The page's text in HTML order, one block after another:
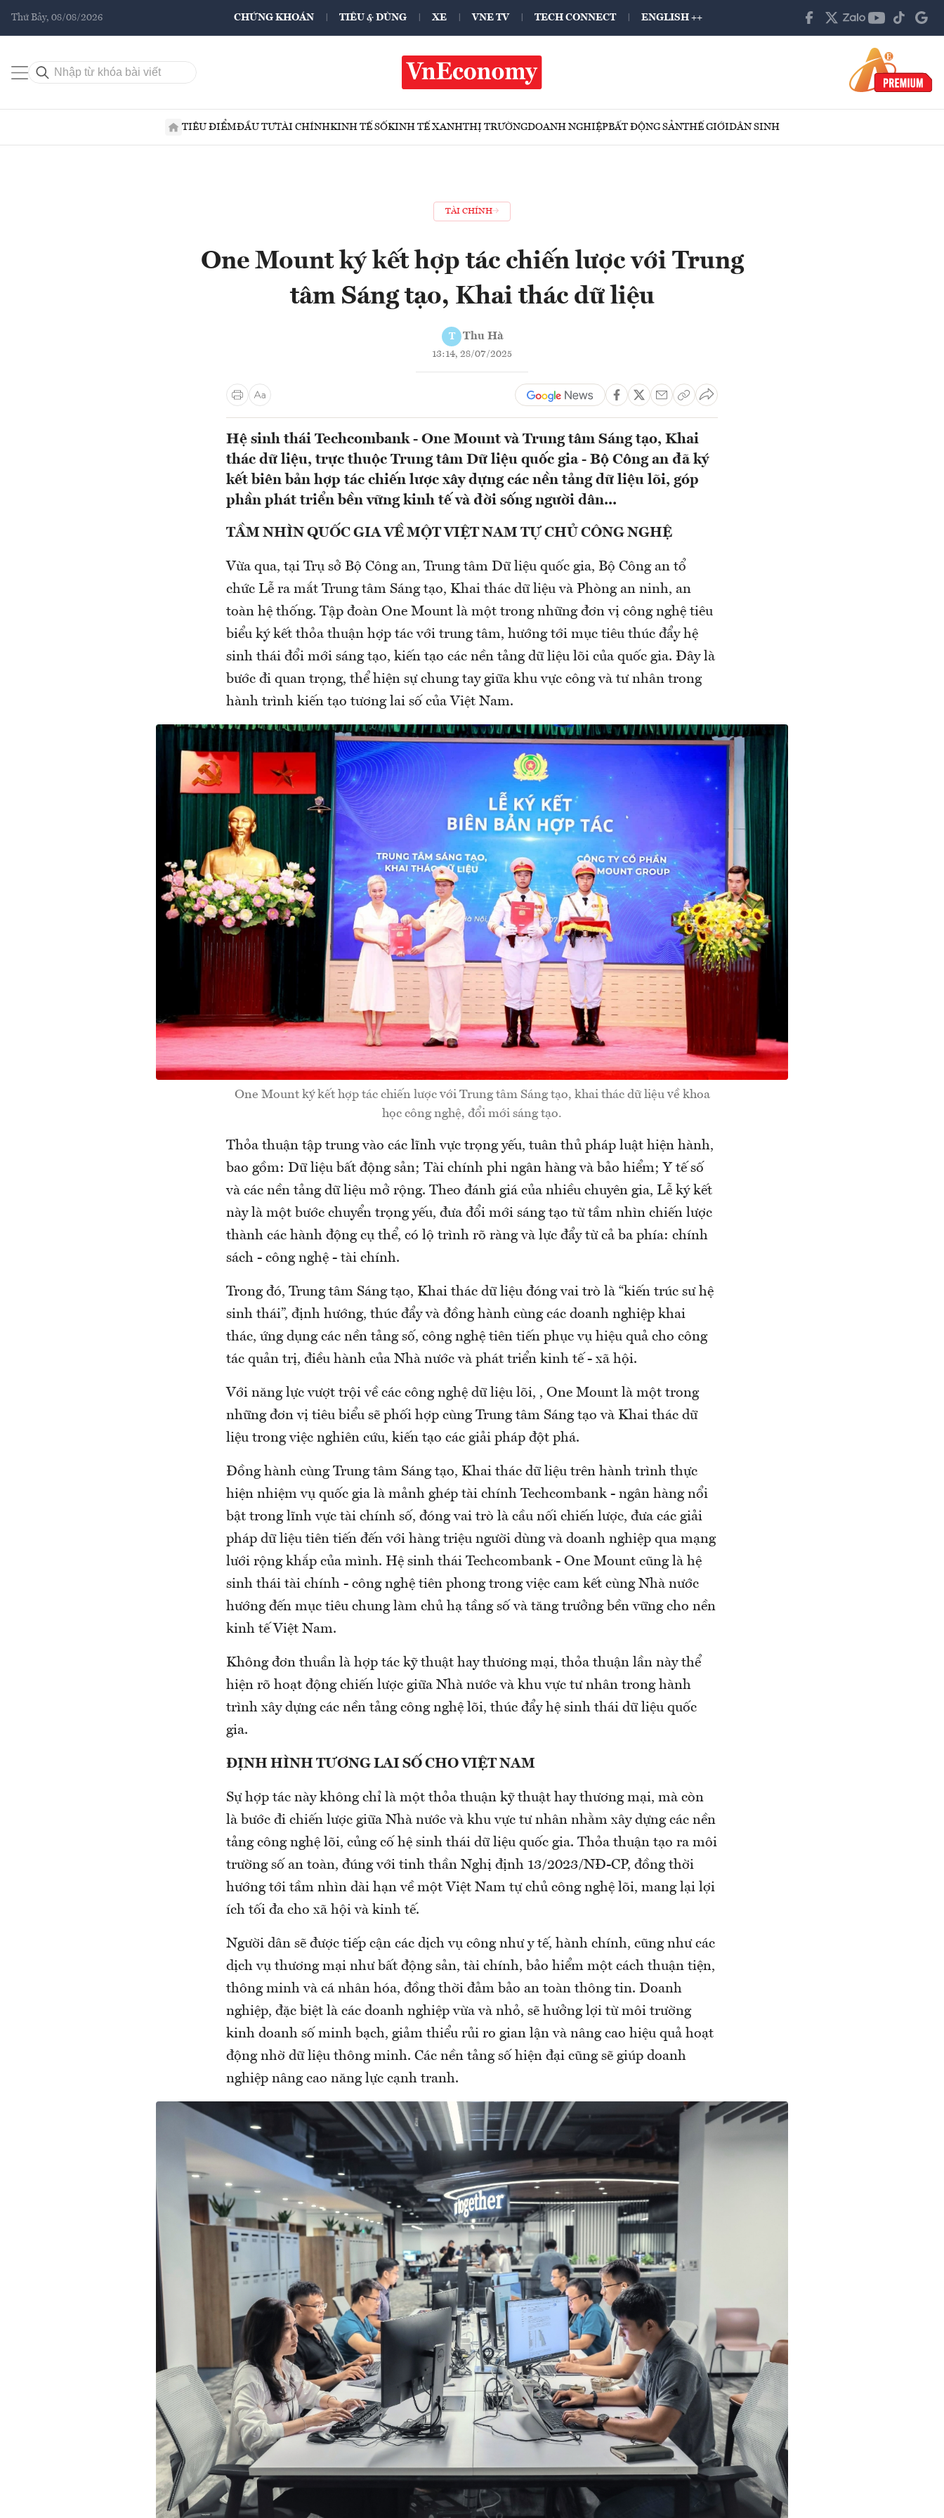
Thứ Bảy, 08/08/2026 CHỨNG KHOÁN TIÊU & DÙNG XE VNE TV TECH CONNECT ENGLISH ++
TIÊU ĐIỂMĐẦU TƯTÀI CHÍNHKINH TẾ SỐKINH TẾ XANHTHỊ TRƯỜNGDOANH NGHIỆPBẤT ĐỘNG SẢNTHẾ GIỚIDÂN SINH
TÀI CHÍNH
One Mount ký kết hợp tác chiến lược với Trung
tâm Sáng tạo, Khai thác dữ liệu
T Thu Hà
13:14, 28/07/2025
Hệ sinh thái Techcombank - One Mount và Trung tâm Sáng tạo, Khai
thác dữ liệu, trực thuộc Trung tâm Dữ liệu quốc gia - Bộ Công an đã ký
kết biên bản hợp tác chiến lược xây dựng các nền tảng dữ liệu lõi, góp
phần phát triển bền vững kinh tế và đời sống người dân...
TẦM NHÌN QUỐC GIA VỀ MỘT VIỆT NAM TỰ CHỦ CÔNG NGHỆ
Vừa qua, tại Trụ sở Bộ Công an, Trung tâm Dữ liệu quốc gia, Bộ Công an tổ
chức Lễ ra mắt Trung tâm Sáng tạo, Khai thác dữ liệu và Phòng an ninh, an
toàn hệ thống. Tập đoàn One Mount là một trong những đơn vị công nghệ tiêu
biểu ký kết thỏa thuận hợp tác với trung tâm, hướng tới mục tiêu thúc đẩy hệ
sinh thái đổi mới sáng tạo, kiến tạo các nền tảng dữ liệu lõi của quốc gia. Đây là
bước đi quan trọng, thể hiện sự chung tay giữa khu vực công và tư nhân trong
hành trình kiến tạo tương lai số của Việt Nam.
One Mount ký kết hợp tác chiến lược với Trung tâm Sáng tạo, khai thác dữ liệu về khoa
học công nghệ, đổi mới sáng tạo.
Thỏa thuận tập trung vào các lĩnh vực trọng yếu, tuân thủ pháp luật hiện hành,
bao gồm: Dữ liệu bất động sản; Tài chính phi ngân hàng và bảo hiểm; Y tế số
và các nền tảng dữ liệu mở rộng. Theo đánh giá của nhiều chuyên gia, Lễ ký kết
này là một bước chuyển trọng yếu, đưa đổi mới sáng tạo từ tầm nhìn chiến lược
thành các hành động cụ thể, có lộ trình rõ ràng và lực đẩy từ cả ba phía: chính
sách - công nghệ - tài chính.
Trong đó, Trung tâm Sáng tạo, Khai thác dữ liệu đóng vai trò là “kiến trúc sư hệ
sinh thái”, định hướng, thúc đẩy và đồng hành cùng các doanh nghiệp khai
thác, ứng dụng các nền tảng số, công nghệ tiên tiến phục vụ hiệu quả cho công
tác quản trị, điều hành của Nhà nước và phát triển kinh tế - xã hội.
Với năng lực vượt trội về các công nghệ dữ liệu lõi, , One Mount là một trong
những đơn vị tiêu biểu sẽ phối hợp cùng Trung tâm Sáng tạo và Khai thác dữ
liệu trong việc nghiên cứu, kiến tạo các giải pháp đột phá.
Đồng hành cùng Trung tâm Sáng tạo, Khai thác dữ liệu trên hành trình thực
hiện nhiệm vụ quốc gia là mảnh ghép tài chính Techcombank - ngân hàng nổi
bật trong lĩnh vực tài chính số, đóng vai trò là cầu nối chiến lược, đưa các giải
pháp dữ liệu tiên tiến đến với hàng triệu người dùng và doanh nghiệp qua mạng
lưới rộng khắp của mình. Hệ sinh thái Techcombank - One Mount cũng là hệ
sinh thái tài chính - công nghệ tiên phong trong việc cam kết cùng Nhà nước
hướng đến mục tiêu chung làm chủ hạ tầng số và tăng trưởng bền vững cho nền
kinh tế Việt Nam.
Không đơn thuần là hợp tác kỹ thuật hay thương mại, thỏa thuận lần này thể
hiện rõ hoạt động chiến lược giữa Nhà nước và khu vực tư nhân trong hành
trình xây dựng các nền tảng công nghệ lõi, thúc đẩy hệ sinh thái dữ liệu quốc
gia.
ĐỊNH HÌNH TƯƠNG LAI SỐ CHO VIỆT NAM
Sự hợp tác này không chỉ là một thỏa thuận kỹ thuật hay thương mại, mà còn
là bước đi chiến lược giữa Nhà nước và khu vực tư nhân nhằm xây dựng các nền
tảng công nghệ lõi, củng cố hệ sinh thái dữ liệu quốc gia. Thỏa thuận tạo ra môi
trường số an toàn, đúng với tinh thần Nghị định 13/2023/NĐ-CP, đồng thời
hướng tới tầm nhìn dài hạn về một Việt Nam tự chủ công nghệ lõi, mang lại lợi
ích tối đa cho xã hội và kinh tế.
Người dân sẽ được tiếp cận các dịch vụ công như y tế, hành chính, cũng như các
dịch vụ thương mại như bất động sản, tài chính, bảo hiểm một cách thuận tiện,
thông minh và cá nhân hóa, đồng thời đảm bảo an toàn thông tin. Doanh
nghiệp, đặc biệt là các doanh nghiệp vừa và nhỏ, sẽ hưởng lợi từ môi trường
kinh doanh số minh bạch, giảm thiểu rủi ro gian lận và nâng cao hiệu quả hoạt
động nhờ dữ liệu thông minh. Các nền tảng số hiện đại cũng sẽ giúp doanh
nghiệp nâng cao năng lực cạnh tranh.